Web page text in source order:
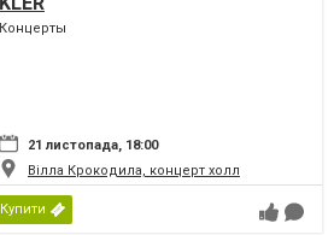
Концерты
21 листопада, 18:00
Вілла Крокодила, концерт холл
Купити